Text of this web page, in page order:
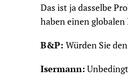
Das ist ja dasselbe
haben einen
B&P: Würden Sie
Isermann: